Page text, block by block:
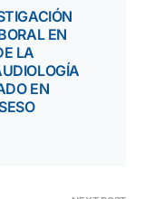
EN
LA
EN